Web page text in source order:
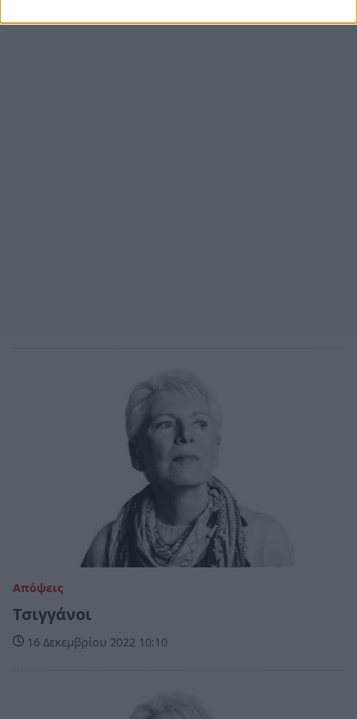
Απόψεις
Τσιγγάνοι
16 Δεκεμβρίου 2022 10:10